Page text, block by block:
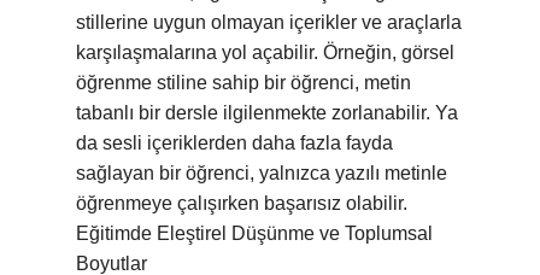
stillerine uygun olmayan içerikler ve araçlarla
karşılaşmalarına yol açabilir. Örneğin, görsel
öğrenme stiline sahip bir öğrenci, metin
tabanlı bir dersle ilgilenmekte zorlanabilir. Ya
da sesli içeriklerden daha fazla fayda
sağlayan bir öğrenci, yalnızca yazılı metinle
öğrenmeye çalışırken başarısız olabilir.
Eğitimde Eleştirel Düşünme ve Toplumsal
Boyutlar